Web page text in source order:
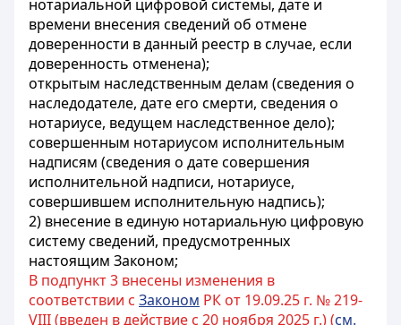
нотариальной цифровой системы, дате и
времени внесения сведений об отмене
доверенности в данный реестр в случае, если
доверенность отменена);
открытым наследственным делам (сведения о
наследодателе, дате его смерти, сведения о
нотариусе, ведущем наследственное дело);
совершенным нотариусом исполнительным
надписям (сведения о дате совершения
исполнительной надписи, нотариусе,
совершившем исполнительную надпись);
2) внесение в единую нотариальную цифровую
систему сведений, предусмотренных
настоящим Законом;
В подпункт 3 внесены изменения в
соответствии с Законом РК от 19.09.25 г. № 219-
VIII (введен в действие с 20 ноября 2025 г.) (см.